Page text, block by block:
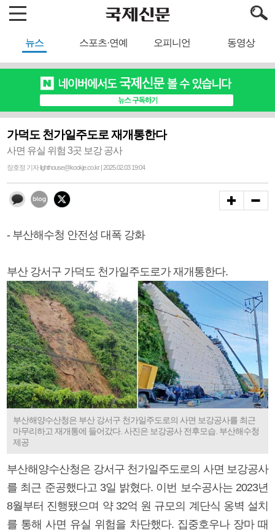
뉴스 스포츠·연예 오피니언 동영상
가덕도 천가일주도로 재개통한다
사면 유실 위험 3곳 보강 공사
장호정 기자 lighthouse@kookje.co.kr | 2025.02.03 19:04
- 부산해수청 안전성 대폭 강화
부산 강서구 가덕도 천가일주도로가 재개통한다.
부산해양수산청은 부산 강서구 천가일주도로의 사면 보강공사를 최근
마무리하고 재개통에 들어갔다. 사진은 보강공사 전후모습. 부산해수청
제공
부산해양수산청은 강서구 천가일주도로의 사면 보강공사
를 최근 준공했다고 3일 밝혔다. 이번 보수공사는 2023년
8월부터 진행됐으며 약 32억 원 규모의 계단식 옹벽 설치
를 통해 사면 유실 위험을 차단했다. 집중호우나 장마 때